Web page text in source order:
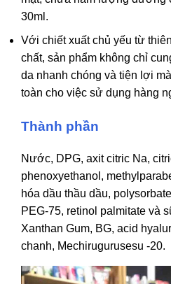
30ml.
Với chiết xuất chủ yếu từ
chất, sản phẩm không chỉ
da nhanh chóng và tiện lợi
toàn cho việc sử dụng hàng
Thành phần
Nước, DPG, axit citric Na,
phenoxyethanol,
hóa dầu thầu dầu,
PEG-75, retinol palmitate và
Xanthan Gum, BG, acid
chanh, Mechirugurusesu -20.